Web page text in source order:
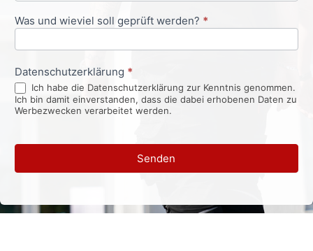
Was und wieviel soll geprüft werden? *
Datenschutzerklärung *
Ich habe die Datenschutzerklärung zur Kenntnis genommen.
Ich bin damit einverstanden, dass die dabei erhobenen Daten zu
Werbezwecken verarbeitet werden.
Senden